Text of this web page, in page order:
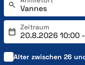
Zeitraum
Alter zwischen 26